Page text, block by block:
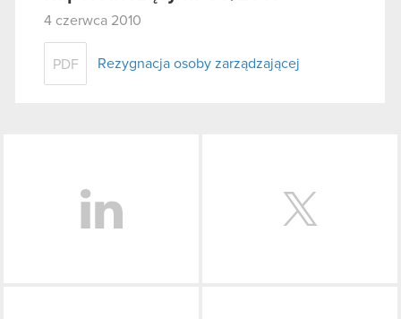
4 czerwca 2010
PDF Rezygnacja osoby zarządzającej